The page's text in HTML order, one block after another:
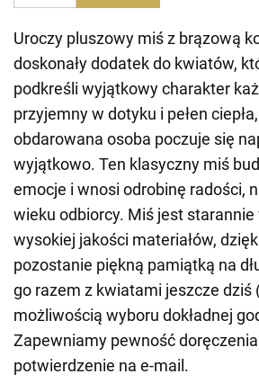
Uroczy pluszowy miś z brązową
doskonały dodatek do kwiatów,
podkreśli wyjątkowy charakter
przyjemny w dotyku i pełen
obdarowana osoba poczuje się
wyjątkowo. Ten klasyczny miś
emocje i wnosi odrobinę radości,
wieku odbiorcy. Miś jest
wysokiej jakości materiałów,
pozostanie piękną pamiątką na
go razem z kwiatami jeszcze dziś
możliwością wyboru dokładnej
Zapewniamy pewność
potwierdzenie na e-mail.